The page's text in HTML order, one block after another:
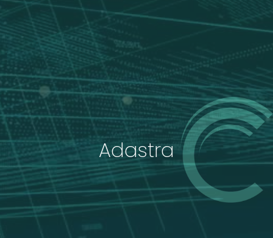
Adastra